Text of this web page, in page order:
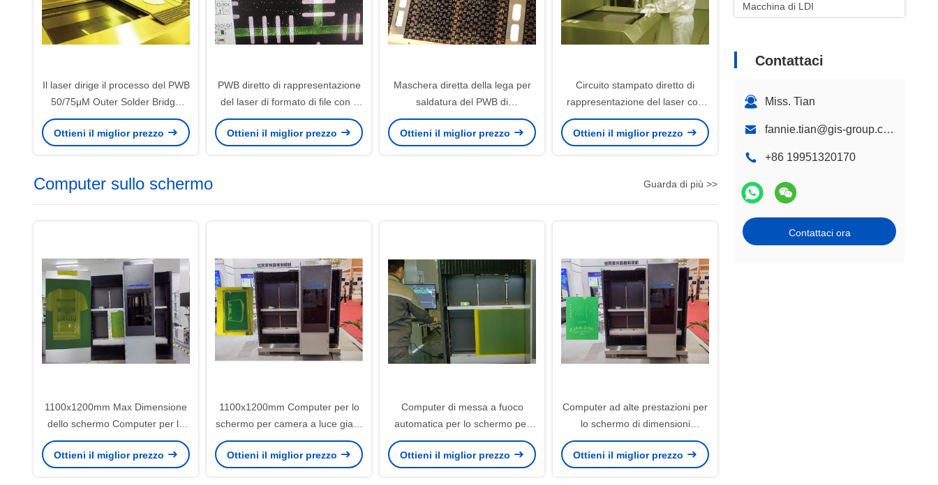
Macchina di LDI
Contattaci
Miss. Tian
fannie.tian@gis-group.com.cn
+86 19951320170
Contattaci ora
Il laser dirige il processo del PWB
50/75μM Outer Solder Bridge
/Opening della rappresentazione
Ottieni il miglior prezzo
PWB diretto di rappresentazione
del laser di formato di file con il
diametro di metodo 0.5~3.0mm
di allineamento del
Ottieni il miglior prezzo
Maschera diretta della lega per
saldatura del PWB di
rappresentazione del laser per
il、 FPC del、 HDI del PWB con il
Ottieni il miglior prezzo
Circuito stampato diretto di
rappresentazione del laser con
l'inchiostro della maschera della
lega per saldatura di
Ottieni il miglior prezzo
Computer sullo schermo Guarda di più >>
1100x1200mm Max Dimensione
dello schermo Computer per lo
schermo con messa a fuoco
automatica 1 bit Tiff/ Gerber 274x
Ottieni il miglior prezzo
1100x1200mm Computer per lo
schermo per camera a luce gialla
con pulizia 100000
Ottieni il miglior prezzo
Computer di messa a fuoco
automatica per lo schermo per
350 ore di esposizione a maglia
gialla
Ottieni il miglior prezzo
Computer ad alte prestazioni per
lo schermo di dimensioni
massime
1000x1000mm/39.4x39.4
Ottieni il miglior prezzo